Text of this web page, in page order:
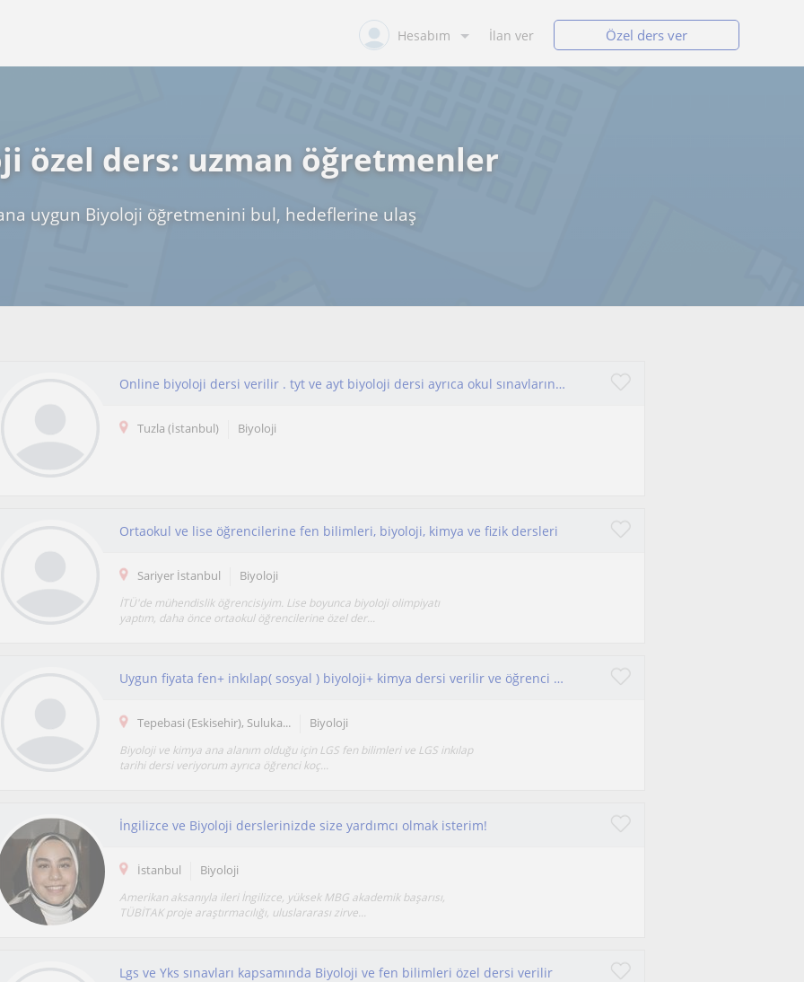
Hesabım İlan ver Özel ders ver
özel ders: uzman öğretmenler
uygun Biyoloji öğretmenini bul, hedeflerine ulaş
Online biyoloji dersi verilir . tyt ve ayt biyoloji dersi ayrıca okul sınavlarına hazırlık derside alabilirsiniz
Tuzla (İstanbul) Biyoloji
Ortaokul ve lise öğrencilerine fen bilimleri, biyoloji, kimya ve fizik dersleri
Sariyer İstanbul Biyoloji
İTÜ'de mühendislik öğrencisiyim. Lise boyunca biyoloji olimpiyatı
yaptım, daha önce ortaokul öğrencilerine özel der...
Uygun fiyata fen+ inkılap( sosyal ) biyoloji+ kimya dersi verilir ve öğrenci koçluğu yapilir
Tepebasi (Eskisehir), Suluka... Biyoloji
Biyoloji ve kimya ana alanım olduğu için LGS fen bilimleri ve LGS inkılap
tarihi dersi veriyorum ayrıca öğrenci koç...
İngilizce ve Biyoloji derslerinizde size yardımcı olmak isterim!
İstanbul Biyoloji
Amerikan aksanıyla ileri İngilizce, yüksek MBG akademik başarısı,
TÜBİTAK proje araştırmacılığı, uluslararası zirve...
Lgs ve Yks sınavları kapsamında Biyoloji ve fen bilimleri özel dersi verilir